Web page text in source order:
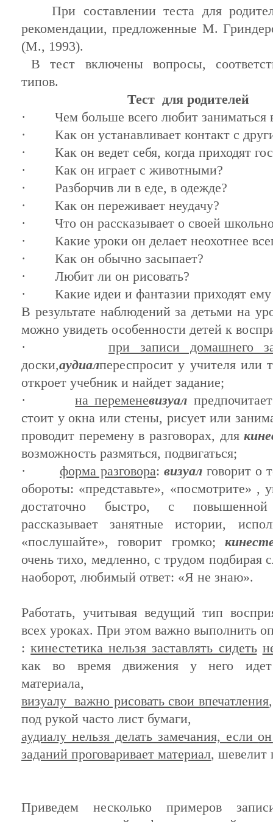
При составлении теста для
рекомендации,предложенные М.
(М., 1993).
Втест включены вопросы,
типов.
Тест для родителей
· Чем больше всего любит заниматься
· Как он устанавливает контакт с
· Как он ведет себя, когда приходят
· Как он играет с животными?
· Разборчив ли в еде, в одежде?
· Как он переживает неудачу?
· Что он рассказывает о своей
· Какие уроки он делает неохотнее
· Как он обычно засыпает?
· Любит ли он рисовать?
· Какие идеи и фантазии приходят ему
В результате наблюдений за детьми на
можно увидеть особенности детей к
· при записи домашнего
доски,аудиалпереспросит у учителя или
откроет учебник и найдет задание;
·на переменевизуал
стоит у окна или стены, рисует или
проводит перемену в разговорах, для
возможность размяться, подвигаться;
· форма разговора: визуал говорит о
обороты: «представьте», «посмотрите» ,
достаточно быстро, с
рассказывает занятные истории,
«послушайте», говорит громко;
очень тихо, медленно, с трудом подбирая
наоборот, любимый ответ: «Я не знаю».
Работать, учитывая ведущий тип
всех уроках. При этом важно выполнить
:кинестетика нельзя заставлять сидеть
какво время движения у него идет
материала,
визуалу важно рисовать свои впечатления
под рукой часто лист бумаги,
аудиалу нельзя делать замечания, если он
заданий проговаривает материал, шевелит
Приведем несколько примеров